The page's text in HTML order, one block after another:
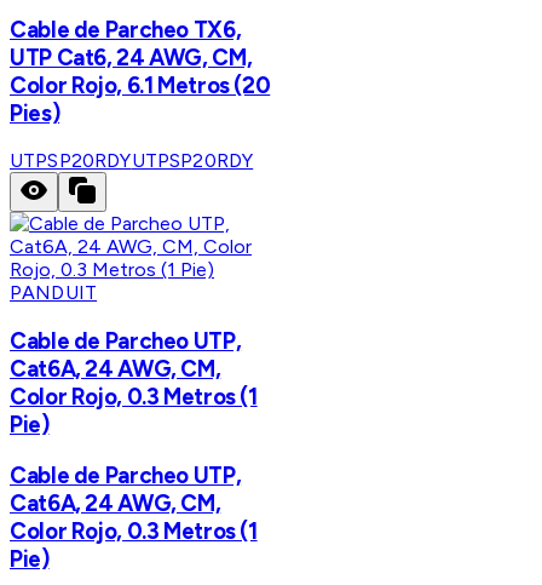
Cable de Parcheo TX6,
UTP Cat6, 24 AWG, CM,
Color Rojo, 6.1 Metros (20
Pies)
UTPSP20RDYUTPSP20RDY
PANDUIT
Cable de Parcheo UTP,
Cat6A, 24 AWG, CM,
Color Rojo, 0.3 Metros (1
Pie)
Cable de Parcheo UTP,
Cat6A, 24 AWG, CM,
Color Rojo, 0.3 Metros (1
Pie)